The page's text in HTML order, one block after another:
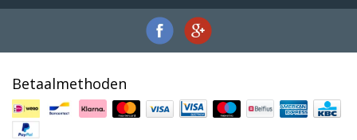
Betaalmethoden